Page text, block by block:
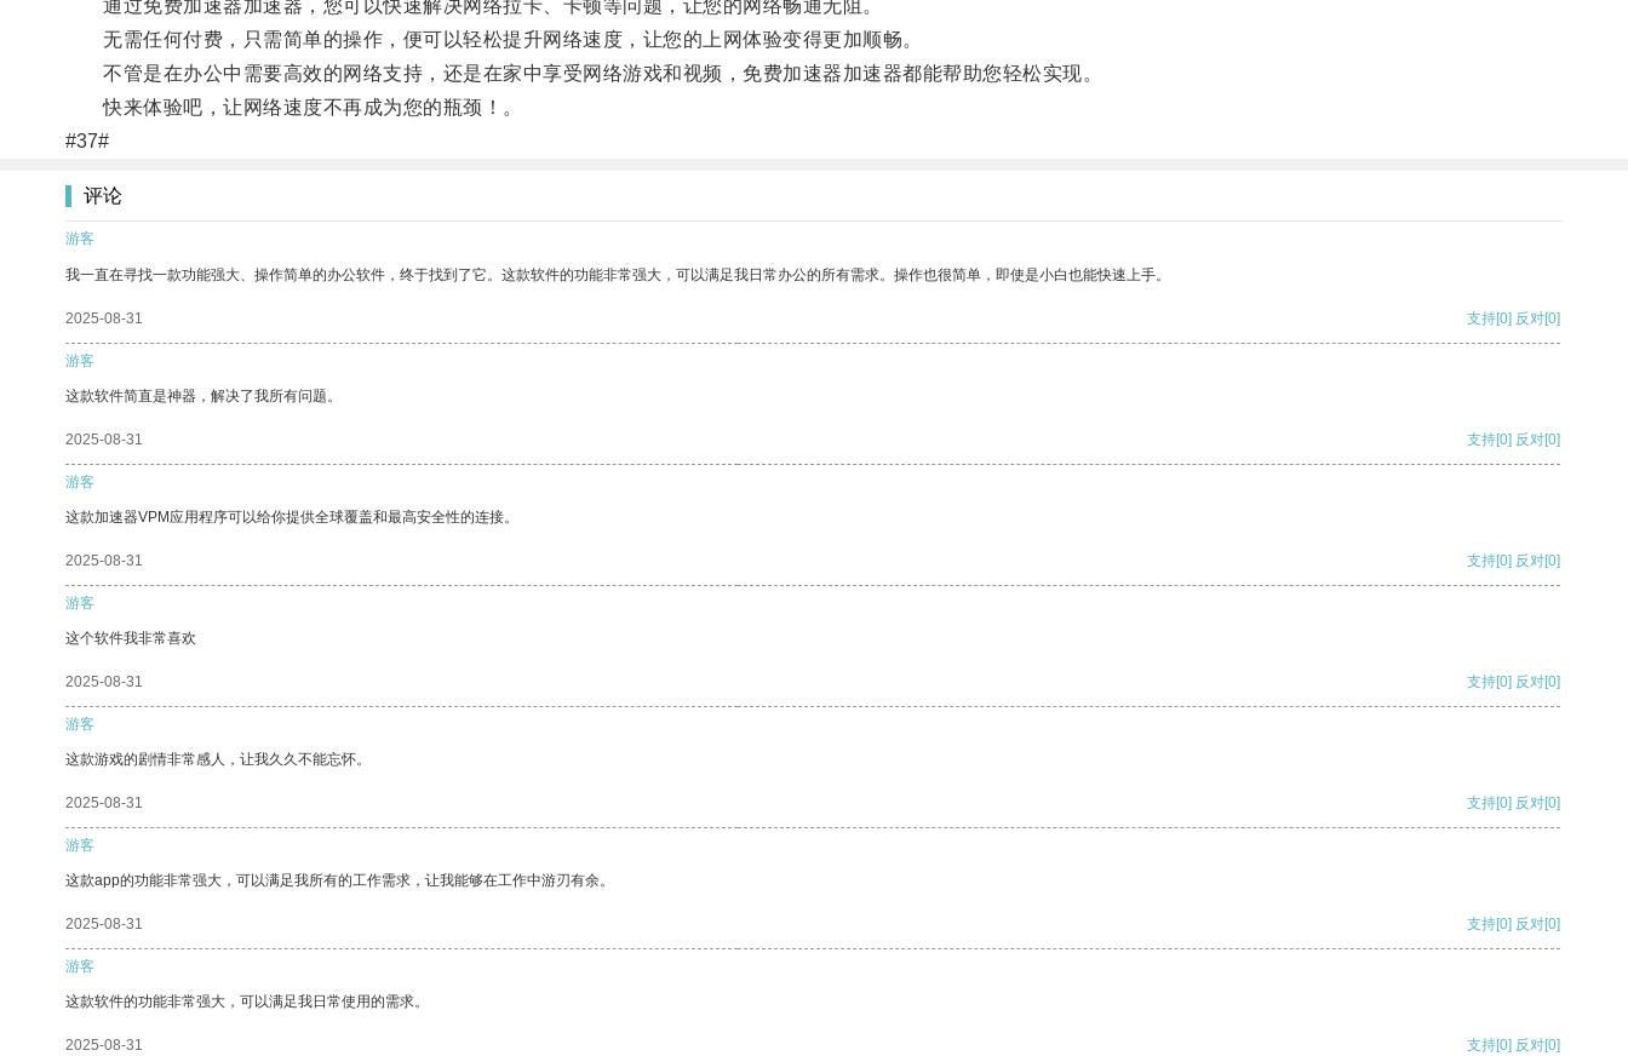
通过免费加速器加速器，您可以快速解决网络拉卡、卡顿等问题，让您的网络畅通无阻。
无需任何付费，只需简单的操作，便可以轻松提升网络速度，让您的上网体验变得更加顺畅。
不管是在办公中需要高效的网络支持，还是在家中享受网络游戏和视频，免费加速器加速器都能帮助您轻松实现。
快来体验吧，让网络速度不再成为您的瓶颈！。
#37#
评论
游客
我一直在寻找一款功能强大、操作简单的办公软件，终于找到了它。这款软件的功能非常强大，可以满足我日常办公的所有需求。操作也很简单，即使是小白也能快速上手。
2025-08-31 支持[0] 反对[0]
游客
这款软件简直是神器，解决了我所有问题。
2025-08-31 支持[0] 反对[0]
游客
这款加速器VPM应用程序可以给你提供全球覆盖和最高安全性的连接。
2025-08-31 支持[0] 反对[0]
游客
这个软件我非常喜欢
2025-08-31 支持[0] 反对[0]
游客
这款游戏的剧情非常感人，让我久久不能忘怀。
2025-08-31 支持[0] 反对[0]
游客
这款app的功能非常强大，可以满足我所有的工作需求，让我能够在工作中游刃有余。
2025-08-31 支持[0] 反对[0]
游客
这款软件的功能非常强大，可以满足我日常使用的需求。
2025-08-31 支持[0] 反对[0]